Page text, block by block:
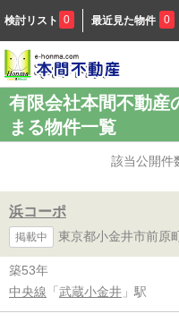
検討リスト 0 最近見た物件 0
有限会社本間不動産
まる物件一覧
該当公開件
浜コーポ
掲載中 東京都小金井市前原
築53年
中央線 「 武蔵小金井 」駅